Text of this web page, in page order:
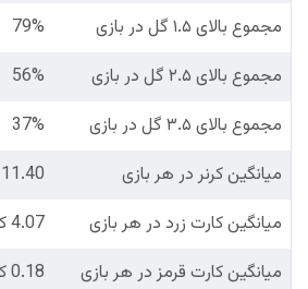
مجموع بالای ۱.۵ گل در بازی
79%
مجموع بالای ۲.۵ گل در بازی
56%
مجموع بالای ۳.۵ گل در بازی
37%
میانگین کرنر در هر بازی
11.40 کرنر در هر بازی
میانگین کارت زرد در هر بازی
4.07 کارت زرد در هر بازی
میانگین کارت قرمز در هر بازی
0.18 کارت قرمز در هر بازی